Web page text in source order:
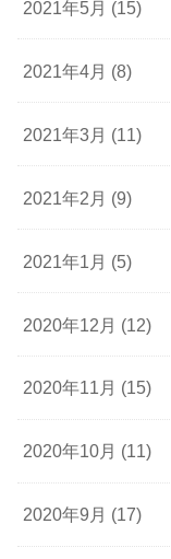
2021年5月 (15)
2021年4月 (8)
2021年3月 (11)
2021年2月 (9)
2021年1月 (5)
2020年12月 (12)
2020年11月 (15)
2020年10月 (11)
2020年9月 (17)